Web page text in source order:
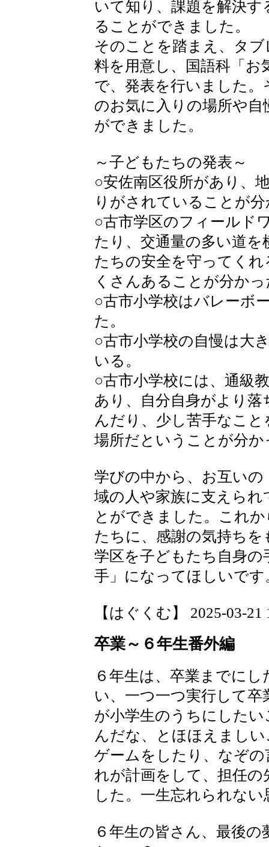
いて知り、課題を解決
ることができました。
そのことを踏まえ、タ
料を用意し、国語科「お
で、発表を行いました
のお気に入りの場所や
ができました。
～子どもたちの発表～
○安佐南区役所があり、
りがされていることが
○古市学区のフィールド
たり、交通量の多い道
たちの安全を守ってく
くさんあることが分かっ
○古市小学校はバレーボ
た。
○古市小学校の自慢は大
いる。
○古市小学校には、通級
あり、自分自身がより
んだり、少し苦手なこ
場所だということが分か
学びの中から、お互い
域の人や家族に支えら
とができました。これ
たちに、感謝の気持ち
学区を子どもたち自身
手」になってほしいです
【はぐくむ】 2025-03-21
卒業～６年生番外編
６年生は、卒業までに
い、一つ一つ実行して
が小学生のうちにした
んだな、とほほえまし
ゲームをしたり、なぞ
れが計画をして、担任
した。一生忘れられな
６年生の皆さん、最後